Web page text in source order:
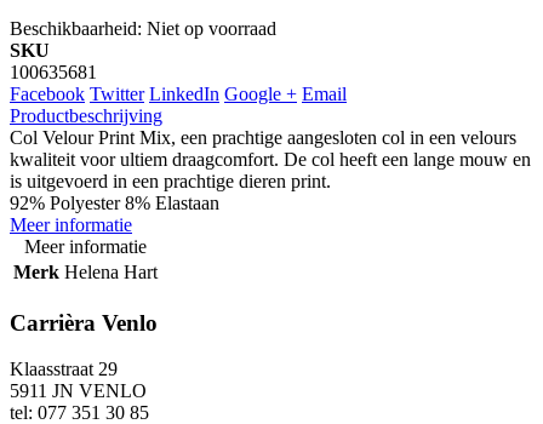
Beschikbaarheid: Niet op voorraad
SKU
100635681
Facebook Twitter LinkedIn Google + Email
Productbeschrijving
Col Velour Print Mix, een prachtige aangesloten col in een velours
kwaliteit voor ultiem draagcomfort. De col heeft een lange mouw en
is uitgevoerd in een prachtige dieren print.
92% Polyester 8% Elastaan
Meer informatie
Meer informatie
Merk Helena Hart
Carrièra Venlo
Klaasstraat 29
5911 JN VENLO
tel: 077 351 30 85